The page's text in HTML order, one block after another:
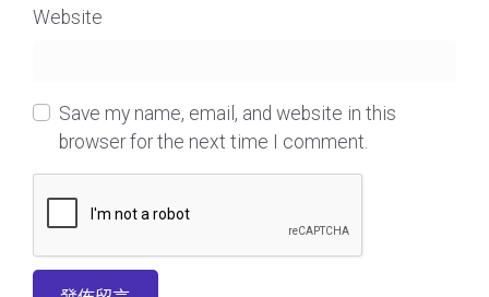
Website
Save my name, email, and website in this
browser for the next time I comment.